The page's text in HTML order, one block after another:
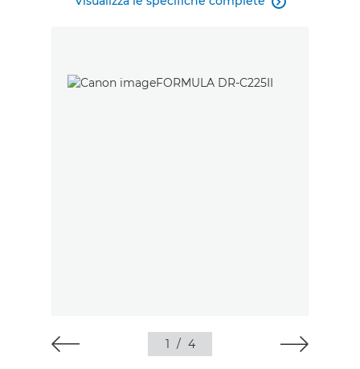

1 / 4